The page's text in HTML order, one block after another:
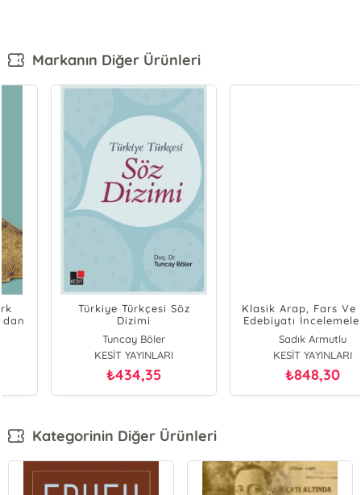
Markanın Diğer Ürünleri
Türkiye Türkçesi Söz
Tuncay Böler
KESİT YAYINLARI
434,35
Klasik Arap, Fars Ve Türk
Edebiyatı İncelemeleri (2
Cilt)
Sadık Armutlu
KESİT YAYINLARI
848,30
Kategorinin Diğer Ürünleri